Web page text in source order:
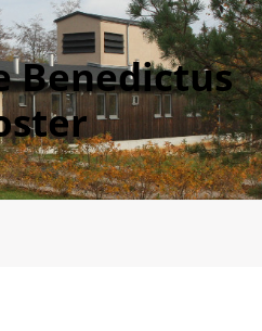
Benedictus